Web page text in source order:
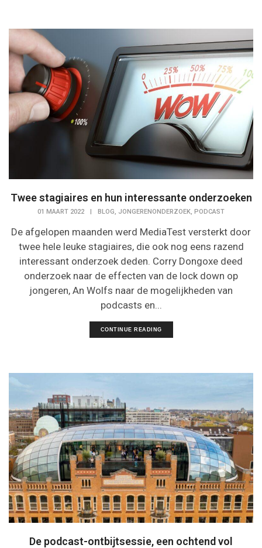
Twee stagiaires en hun interessante onderzoeken
01 MAART 2022 | BLOG, JONGERENONDERZOEK, PODCAST
De afgelopen maanden werd MediaTest versterkt door
twee hele leuke stagiaires, die ook nog eens razend
interessant onderzoek deden. Corry Dongoxe deed
onderzoek naar de effecten van de lock down op
jongeren, An Wolfs naar de mogelijkheden van
podcasts en...
CONTINUE READING
De podcast-ontbijtsessie, een ochtend vol